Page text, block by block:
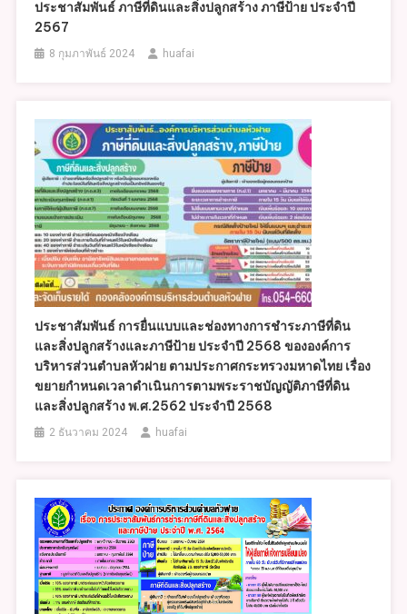
ประชาสัมพันธ์ ภาษีที่ดินและสิ่งปลูกสร้าง ภาษีป้าย ประจำปี
2567
8 กุมภาพันธ์ 2024 huafai
ประชาสัมพันธ์ การยื่นแบบและช่องทางการชำระภาษีที่ดิน
และสิ่งปลูกสร้างและภาษีป้าย ประจำปี 2568 ขององค์การ
บริหารส่วนตำบลหัวฝาย ตามประกาศกระทรวงมหาดไทย เรื่อง
ขยายกำหนดเวลาดำเนินการตามพระราชบัญญัติภาษีที่ดิน
และสิ่งปลูกสร้าง พ.ศ.2562 ประจำปี 2568
2 ธันวาคม 2024 huafai